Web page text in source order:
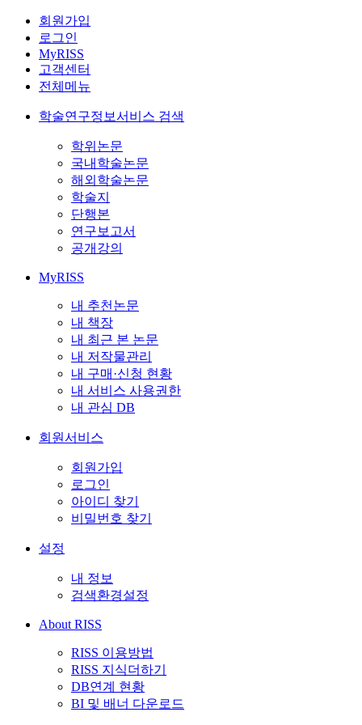
회원가입
로그인
MyRISS
고객센터
전체메뉴
학술연구정보서비스 검색
학위논문
국내학술논문
해외학술논문
학술지
단행본
연구보고서
공개강의
MyRISS
내 추천논문
내 책장
내 최근 본 논문
내 저작물관리
내 구매·신청 현황
내 서비스 사용권한
내 관심 DB
회원서비스
회원가입
로그인
아이디 찾기
비밀번호 찾기
설정
내 정보
검색환경설정
About RISS
RISS 이용방법
RISS 지식더하기
DB연계 현황
BI 및 배너 다운로드